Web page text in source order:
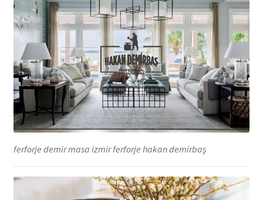
ferforje demir masa izmir ferforje hakan demirbaş